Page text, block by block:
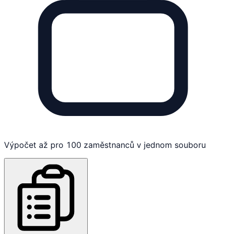
Výpočet až pro 100 zaměstnanců v jednom souboru